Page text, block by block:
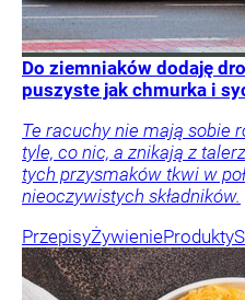
Do ziemniaków dodaję
puszyste jak chmurka i
Te racuchy nie mają sobie
tyle, co nic, a znikają z
tych przysmaków tkwi w
nieoczywistych składników.
PrzepisyŻywienieProdukty